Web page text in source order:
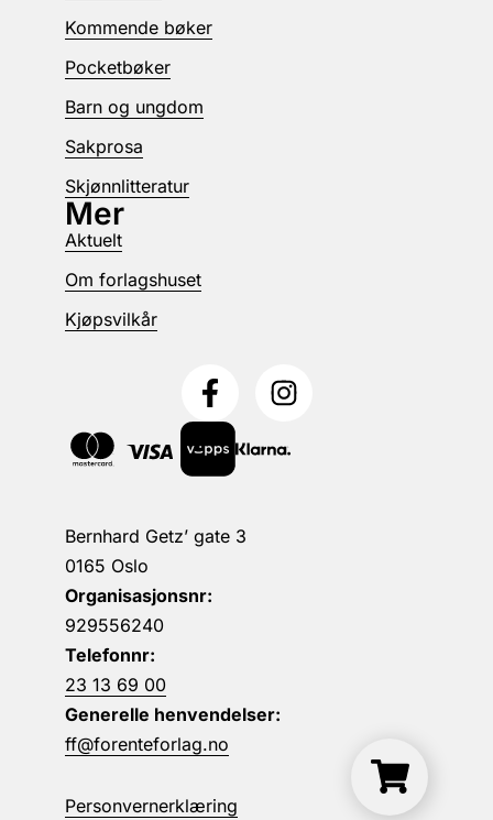
Bernhard Getz’ gate 3
0165 Oslo
Organisasjonsnr:
929556240
Telefonnr:
23 13 69 00
Generelle henvendelser:
ff@forenteforlag.no
Personvernerklæring
Kommende bøker
Pocketbøker
Barn og ungdom
Sakprosa
Skjønnlitteratur
Mer
Aktuelt
Om forlagshuset
Kjøpsvilkår